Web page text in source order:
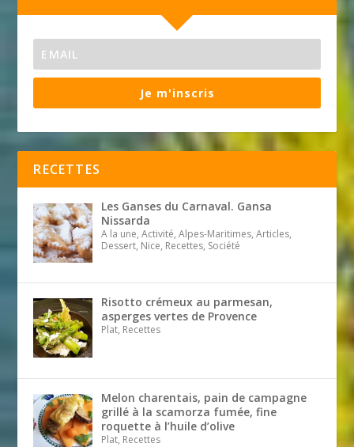
Je m'inscris
RECETTES
Les Ganses du Carnaval. Gansa
Nissarda
A la une, Activité, Alpes-Maritimes, Articles,
Dessert, Nice, Recettes, Société
Risotto crémeux au parmesan,
asperges vertes de Provence
Plat, Recettes
Melon charentais, pain de campagne
grillé à la scamorza fumée, fine
roquette à l’huile d’olive
Plat, Recettes